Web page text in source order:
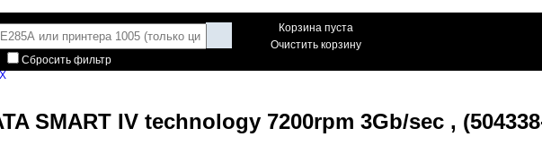
Сбросить фильтр
Корзина пуста
Очистить корзину
SMART IV technology 7200rpm 3Gb/sec ,